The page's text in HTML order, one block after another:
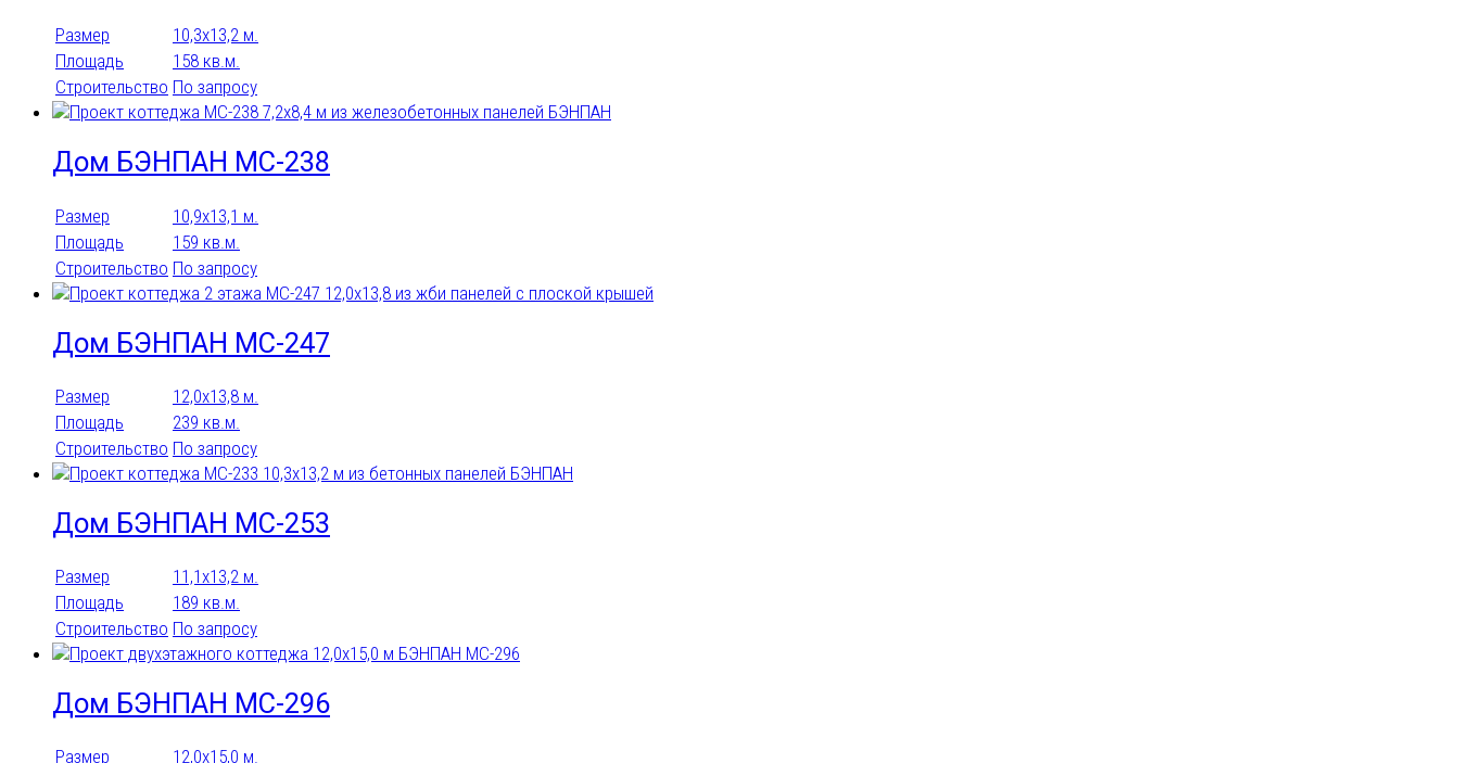
Размер
10,3х13,2 м.
Площадь
158 кв.м.
Строительство По запросу
Дом БЭНПАН МС-238
Размер
10,9х13,1 м.
Площадь
159 кв.м.
Строительство По запросу
Дом БЭНПАН МС-247
Размер
12,0х13,8 м.
Площадь
239 кв.м.
Строительство По запросу
Дом БЭНПАН МС-253
Размер
11,1х13,2 м.
Площадь
189 кв.м.
Строительство По запросу
Дом БЭНПАН МС-296
Размер
12,0х15,0 м.